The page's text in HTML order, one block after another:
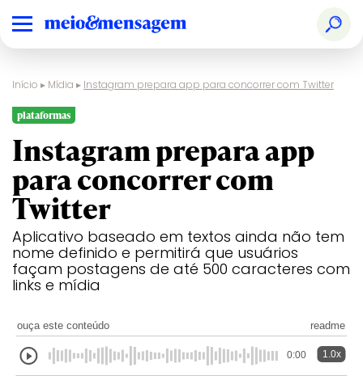
Início ▸ Mídia ▸ Instagram prepara app para concorrer com Twitter
plataformas
Instagram prepara app
para concorrer com
Twitter
Aplicativo baseado em textos ainda não tem
nome definido e permitirá que usuários
façam postagens de até 500 caracteres com
links e mídia
ouça este conteúdo readme
0:00 1.0x